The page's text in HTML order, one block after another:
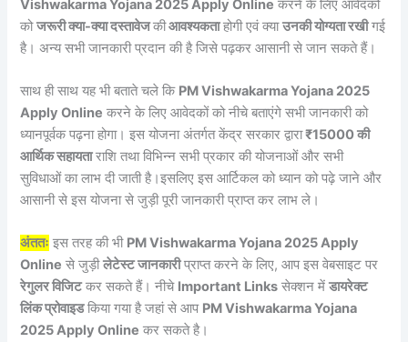
Vishwakarma Yojana 2025 Apply Online करने के लिए आवेदकों
कोजरूरी क्या-क्या दस्तावेजकीआवश्यकताहोगी एवं क्याउनकी योग्यता रखीगई
है। अन्य सभी जानकारी प्रदान की है जिसे पढ़कर आसानी से जान सकते हैं।
साथ ही साथ यह भी बताते चले कि PM Vishwakarma Yojana 2025
Apply Online करने के लिए आवेदकों को नीचे बताएंगे सभी जानकारी को
ध्यानपूर्वक पढ़ना होगा। इस योजना अंतर्गत केंद्र सरकार द्वारा₹15000 की
आर्थिक सहायताराशि तथा विभिन्न सभी प्रकार की योजनाओं और सभी
सुविधाओं का लाभ दी जाती है।इसलिए इस आर्टिकल को ध्यान को पढ़े जाने और
आसानी से इस योजना से जुड़ी पूरी जानकारी प्राप्त कर लाभ ले।
अंततः इस तरह की भी PM Vishwakarma Yojana 2025 Apply
Online से जुड़ीलेटेस्ट जानकारीप्राप्त करने के लिए, आप इस वेबसाइट पर
रेगुलर विजिटकर सकते हैं। नीचे Important Links सेक्शन मेंडायरेक्ट
लिंक प्रोवाइडकिया गया है जहां से आप PM Vishwakarma Yojana
2025 Apply Online कर सकते है।